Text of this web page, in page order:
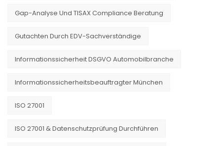
Gap-Analyse Und TISAX Compliance Beratung
Gutachten Durch EDV-Sachverständige
Informationssicherheit DSGVO Automobilbranche
Informationssicherheitsbeauftragter München
ISO 27001
ISO 27001 & Datenschutzprüfung Durchführen